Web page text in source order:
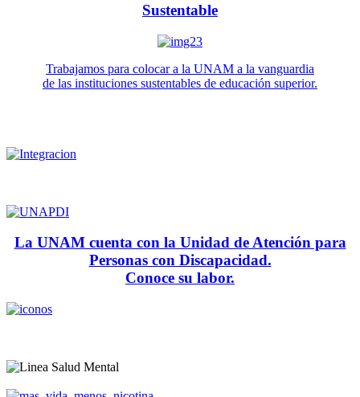
Sustentable
Trabajamos para colocar a la UNAM a la vanguardia
de las instituciones sustentables de educación superior.
La UNAM cuenta con la Unidad de Atención para
Personas con Discapacidad.
Conoce su labor.